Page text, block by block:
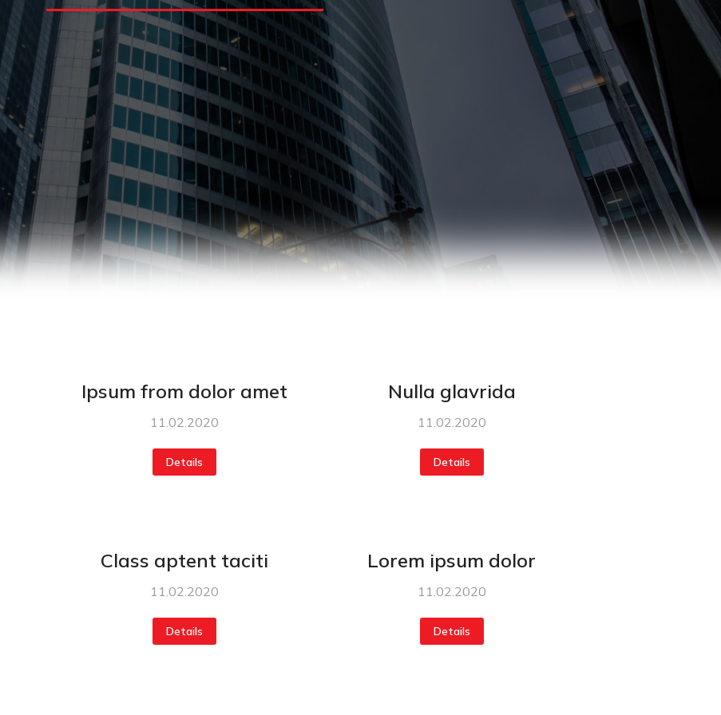
Ipsum from dolor amet
11.02.2020
Details
Nulla glavrida
11.02.2020
Details
Class aptent taciti
11.02.2020
Details
Lorem ipsum dolor
11.02.2020
Details